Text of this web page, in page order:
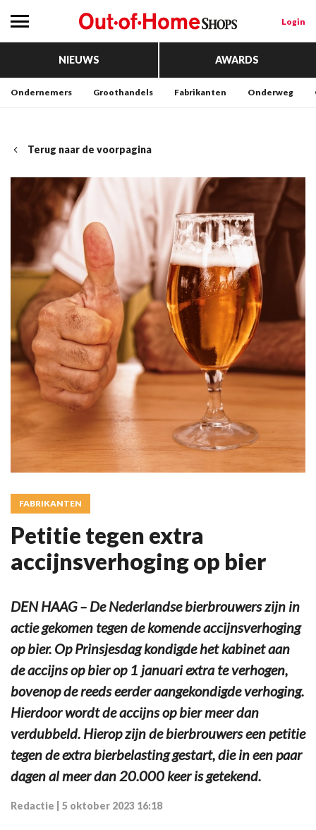
Login
NIEUWS AWARDS
Ondernemers Groothandels Fabrikanten Onderweg
Terug naar de voorpagina
FABRIKANTEN
Petitie tegen extra
accijnsverhoging op bier
DEN HAAG – De Nederlandse bierbrouwers zijn in
actie gekomen tegen de komende accijnsverhoging
op bier. Op Prinsjesdag kondigde het kabinet aan
de accijns op bier op 1 januari extra te verhogen,
bovenop de reeds eerder aangekondigde verhoging.
Hierdoor wordt de accijns op bier meer dan
verdubbeld. Hierop zijn de bierbrouwers een petitie
tegen de extra bierbelasting gestart, die in een paar
dagen al meer dan 20.000 keer is getekend.
Redactie 5 oktober 2023 16:18